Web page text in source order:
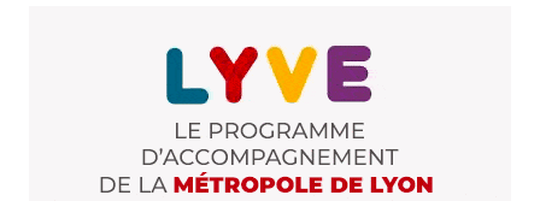
Dis-nous tout*